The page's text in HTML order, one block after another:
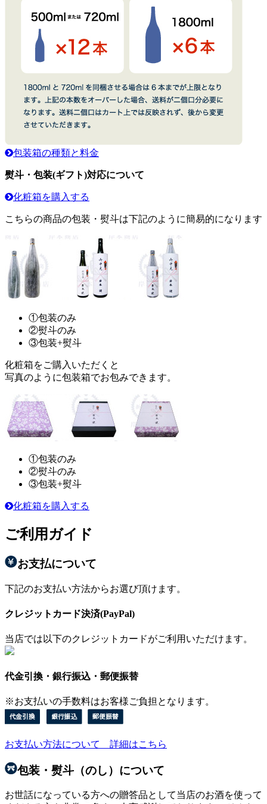
包装箱の種類と料金
熨斗・包装(ギフト)対応について
化粧箱を購入する
こちらの商品の包装・熨斗は下記のように簡易的になります
①包装のみ
②熨斗のみ
③包装+熨斗
化粧箱をご購入いただくと
写真のように包装箱でお包みできます。
①包装のみ
②熨斗のみ
③包装+熨斗
化粧箱を購入する
ご利用ガイド
お支払について
下記のお支払い方法からお選び頂けます。
クレジットカード決済(PayPal)
当店では以下のクレジットカードがご利用いただけます。
代金引換・銀行振込・郵便振替
※お支払いの手数料はお客様ご負担となります。
お支払い方法について 詳細はこちら
包装・熨斗（のし）について
お世話になっている方への贈答品として当店のお酒を使って